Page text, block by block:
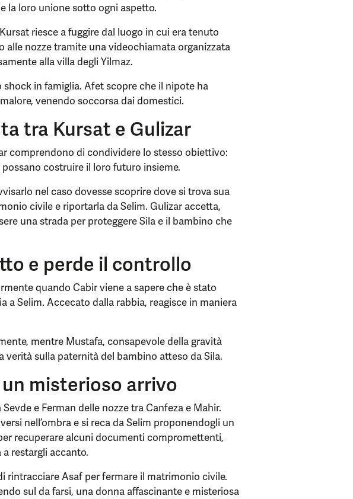
la loro unione sotto ogni aspetto.
riesce a fuggire dal luogo in cui era tenuto
alle nozze tramite una videochiamata organizzata
alla villa degli Yilmaz.
in famiglia. Afet scopre che il nipote ha
venendo soccorsa dai domestici.
tra Kursat e Gulizar
comprendono di condividere lo stesso obiettivo:
costruire il loro futuro insieme.
nel caso dovesse scoprire dove si trova sua
civile e riportarla da Selim. Gulizar accetta,
una strada per proteggere Sila e il bambino che
e perde il controllo
quando Cabir viene a sapere che è stato
a Selim. Accecato dalla rabbia, reagisce in maniera
mentre Mustafa, consapevole della gravità
verità sulla paternità del bambino atteso da Sila.
misterioso arrivo
e Ferman delle nozze tra Canfeza e Mahir.
nell’ombra e si reca da Selim proponendogli un
recuperare alcuni documenti compromettenti,
restargli accanto.
rintracciare Asaf per fermare il matrimonio civile.
sul da farsi, una donna affascinante e misteriosa